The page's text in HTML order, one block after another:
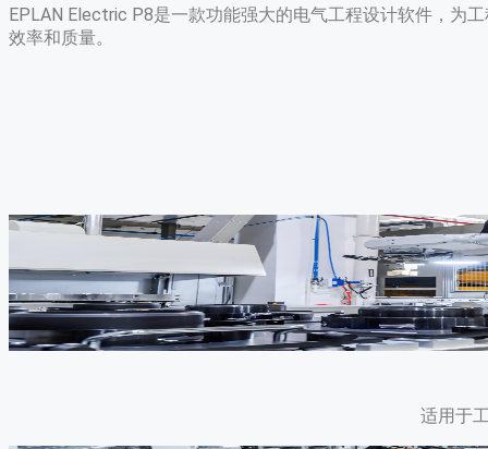
EPLAN Electric P8是一款功能强大的电气工程设计软件，为
效率和质量。
适用于